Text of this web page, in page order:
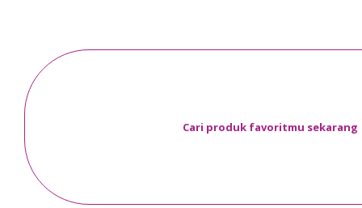
Cari produk favoritmu sekarang